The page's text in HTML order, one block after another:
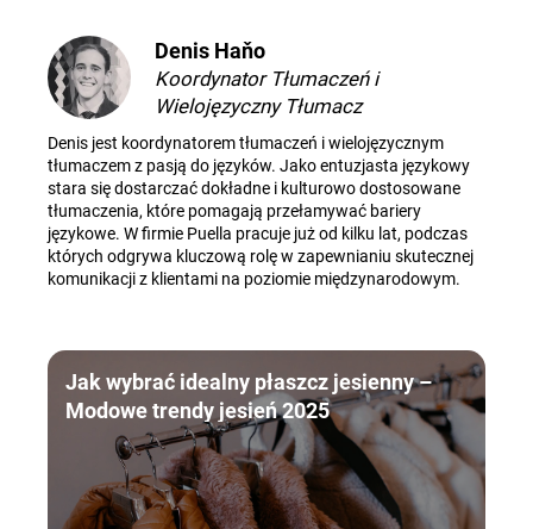
Denis Haňo
Koordynator Tłumaczeń i
Wielojęzyczny Tłumacz
Denis jest koordynatorem tłumaczeń i wielojęzycznym
tłumaczem z pasją do języków. Jako entuzjasta językowy
stara się dostarczać dokładne i kulturowo dostosowane
tłumaczenia, które pomagają przełamywać bariery
językowe. W firmie Puella pracuje już od kilku lat, podczas
których odgrywa kluczową rolę w zapewnianiu skutecznej
komunikacji z klientami na poziomie międzynarodowym.
Jak wybrać idealny płaszcz jesienny –
Modowe trendy jesień 2025